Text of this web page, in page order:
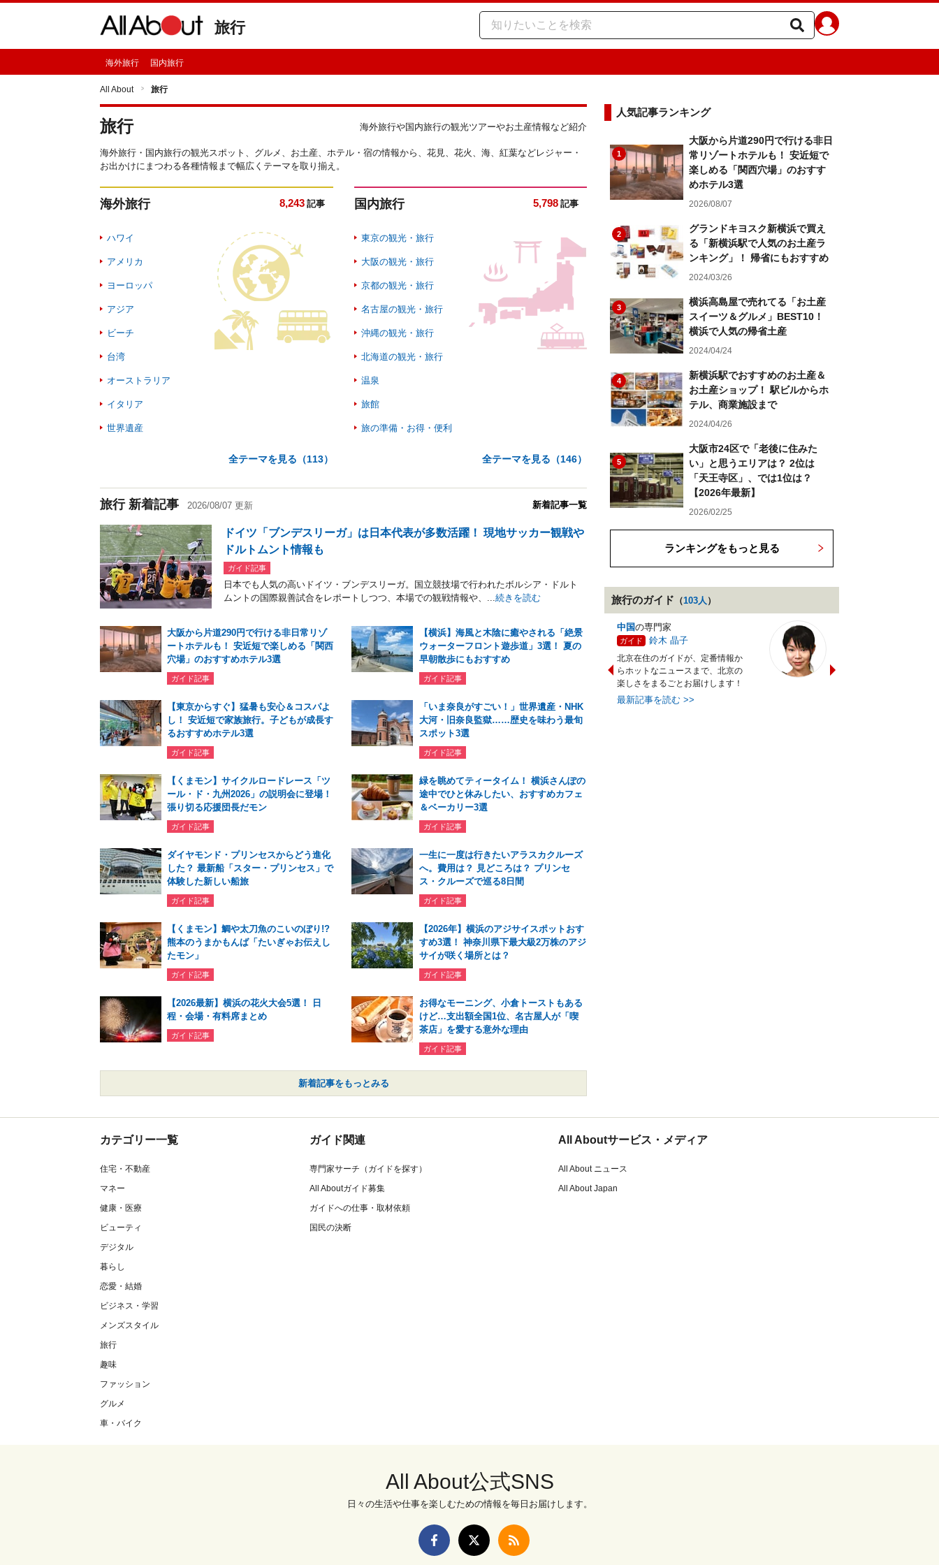
旅行
海外旅行 国内旅行
All About 旅行
旅行 海外旅行や国内旅行の観光ツアーやお土産情報など紹介
海外旅行・国内旅行の観光スポット、グルメ、お土産、ホテル・宿の情報から、花見、花火、海、紅葉などレジャー・
お出かけにまつわる各種情報まで幅広くテーマを取り揃え。
海外旅行 8,243 記事
ハワイ
アメリカ
ヨーロッパ
アジア
ビーチ
台湾
オーストラリア
イタリア
世界遺産
全テーマを見る（113）
国内旅行 5,798 記事
東京の観光・旅行
大阪の観光・旅行
京都の観光・旅行
名古屋の観光・旅行
沖縄の観光・旅行
北海道の観光・旅行
温泉
旅館
旅の準備・お得・便利
全テーマを見る（146）
旅行 新着記事 2026/08/07 更新 新着記事一覧
ドイツ「ブンデスリーガ」は日本代表が多数活躍！ 現地サッカー観戦や
ドルトムント情報も
ガイド記事
日本でも人気の高いドイツ・ブンデスリーガ。国立競技場で行われたボルシア・ドルト
ムントの国際親善試合をレポートしつつ、本場での観戦情報や、...続きを読む
大阪から片道290円で行ける非日常リゾ
ートホテルも！ 安近短で楽しめる「関西
穴場」のおすすめホテル3選
ガイド記事
【横浜】海風と木陰に癒やされる「絶景
ウォーターフロント遊歩道」3選！ 夏の
早朝散歩にもおすすめ
ガイド記事
【東京からすぐ】猛暑も安心＆コスパよ
し！ 安近短で家族旅行。子どもが成長す
るおすすめホテル3選
ガイド記事
「いま奈良がすごい！」世界遺産・NHK
大河・旧奈良監獄……歴史を味わう最旬
スポット3選
ガイド記事
【くまモン】サイクルロードレース「ツ
ール・ド・九州2026」の説明会に登場！
張り切る応援団長だモン
ガイド記事
緑を眺めてティータイム！ 横浜さんぽの
途中でひと休みしたい、おすすめカフェ
＆ベーカリー3選
ガイド記事
ダイヤモンド・プリンセスからどう進化
した？ 最新船「スター・プリンセス」で
体験した新しい船旅
ガイド記事
一生に一度は行きたいアラスカクルーズ
へ。費用は？ 見どころは？ プリンセ
ス・クルーズで巡る8日間
ガイド記事
【くまモン】鯛や太刀魚のこいのぼり!?
熊本のうまかもんば「たいぎゃお伝えし
たモン」
ガイド記事
【2026年】横浜のアジサイスポットおす
すめ3選！ 神奈川県下最大級2万株のアジ
サイが咲く場所とは？
ガイド記事
【2026最新】横浜の花火大会5選！ 日
程・会場・有料席まとめ
ガイド記事
お得なモーニング、小倉トーストもある
けど…支出額全国1位、名古屋人が「喫
茶店」を愛する意外な理由
ガイド記事
新着記事をもっとみる
人気記事ランキング
1
大阪から片道290円で行ける非日
常リゾートホテルも！ 安近短で
楽しめる「関西穴場」のおすす
めホテル3選
2026/08/07
2
グランドキヨスク新横浜で買え
る「新横浜駅で人気のお土産ラ
ンキング」！ 帰省にもおすすめ
2024/03/26
3
横浜高島屋で売れてる「お土産
スイーツ＆グルメ」BEST10！
横浜で人気の帰省土産
2024/04/24
4
新横浜駅でおすすめのお土産＆
お土産ショップ！ 駅ビルからホ
テル、商業施設まで
2024/04/26
5
大阪市24区で「老後に住みた
い」と思うエリアは？ 2位は
「天王寺区」、では1位は？
【2026年最新】
2026/02/25
ランキングをもっと見る
旅行のガイド （103人 ）
中国の専門家
ガイド 鈴木 晶子
北京在住のガイドが、定番情報か
らホットなニュースまで、北京の
楽しさをまるごとお届けします！
最新記事を読む >>
ーが日々変わりゆくコスモポ
カテゴリー一覧
住宅・不動産
マネー
健康・医療
ビューティ
デジタル
暮らし
恋愛・結婚
ビジネス・学習
メンズスタイル
旅行
趣味
ファッション
グルメ
車・バイク
ガイド関連
専門家サーチ（ガイドを探す）
All Aboutガイド募集
ガイドへの仕事・取材依頼
国民の決断
All Aboutサービス・メディア
All About ニュース
All About Japan
All About公式SNS
日々の生活や仕事を楽しむための情報を毎日お届けします。